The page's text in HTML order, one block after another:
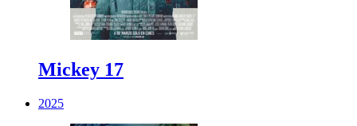
Mickey 17
2025